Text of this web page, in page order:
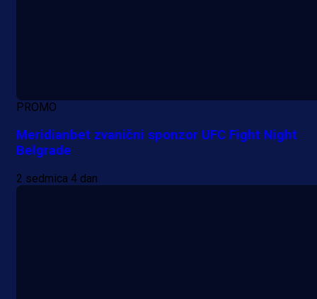
PROMO
Meridianbet zvanični sponzor UFC Fight Night
Belgrade
2 sedmica 4 dan